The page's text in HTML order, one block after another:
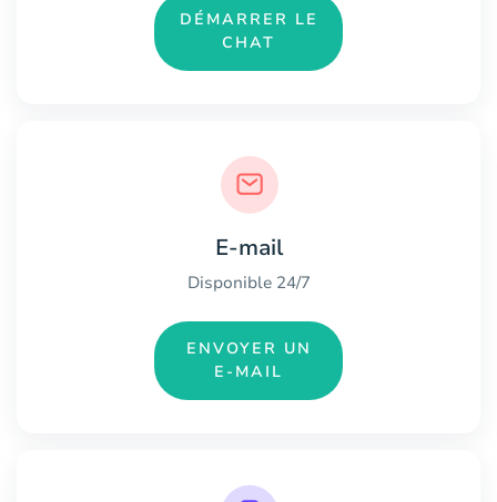
DÉMARRER LE
CHAT
E-mail
Disponible 24/7
ENVOYER UN
E-MAIL